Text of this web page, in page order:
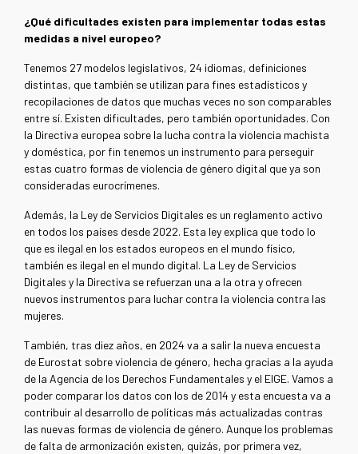
¿Qué dificultades existen para implementar todas estas
medidas a nivel europeo?
Tenemos 27 modelos legislativos, 24 idiomas, definiciones
distintas, que también se utilizan para fines estadísticos y
recopilaciones de datos que muchas veces no son comparables
entre sí. Existen dificultades, pero también oportunidades. Con
la Directiva europea sobre la lucha contra la violencia machista
y doméstica, por fin tenemos un instrumento para perseguir
estas cuatro formas de violencia de género digital que ya son
consideradas eurocrímenes.
Además, la Ley de Servicios Digitales es un reglamento activo
en todos los países desde 2022. Esta ley explica que todo lo
que es ilegal en los estados europeos en el mundo físico,
también es ilegal en el mundo digital. La Ley de Servicios
Digitales y la Directiva se refuerzan una a la otra y ofrecen
nuevos instrumentos para luchar contra la violencia contra las
mujeres.
También, tras diez años, en 2024 va a salir la nueva encuesta
de Eurostat sobre violencia de género, hecha gracias a la ayuda
de la Agencia de los Derechos Fundamentales y el EIGE. Vamos a
poder comparar los datos con los de 2014 y esta encuesta va a
contribuir al desarrollo de políticas más actualizadas contras
las nuevas formas de violencia de género. Aunque los problemas
de falta de armonización existen, quizás, por primera vez,